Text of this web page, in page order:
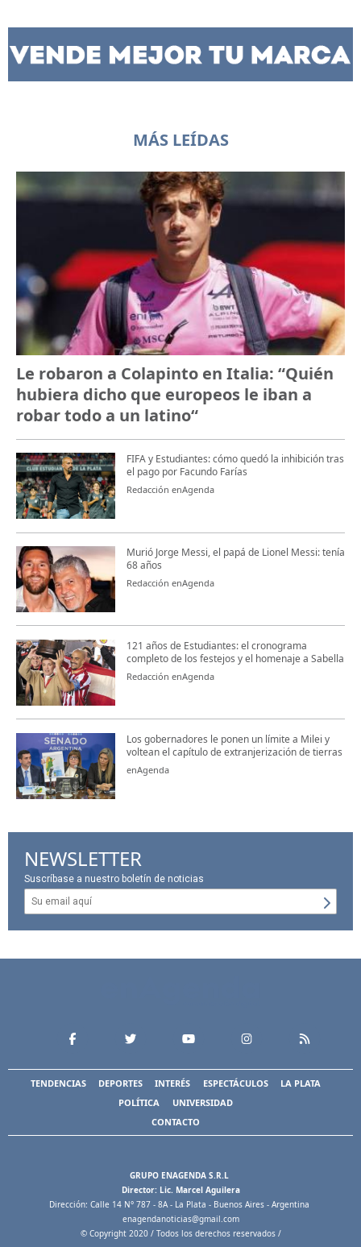
MÁS LEÍDAS
Le robaron a Colapinto en Italia: “Quién
hubiera dicho que europeos le iban a
robar todo a un latino“
FIFA y Estudiantes: cómo quedó la inhibición tras
el pago por Facundo Farías
Redacción enAgenda
Murió Jorge Messi, el papá de Lionel Messi: tenía
68 años
Redacción enAgenda
121 años de Estudiantes: el cronograma
completo de los festejos y el homenaje a Sabella
Redacción enAgenda
Los gobernadores le ponen un límite a Milei y
voltean el capítulo de extranjerización de tierras
enAgenda
NEWSLETTER
Suscríbase a nuestro boletín de noticias
TENDENCIAS DEPORTES INTERÉS ESPECTÁCULOS
LA PLATA
POLÍTICA
UNIVERSIDAD
CONTACTO
GRUPO ENAGENDA S.R.L
Director: Lic. Marcel Aguilera
Dirección: Calle 14 N° 787 - 8A - La Plata - Buenos Aires - Argentina
enagendanoticias@gmail.com
© Copyright 2020 / Todos los derechos reservados /